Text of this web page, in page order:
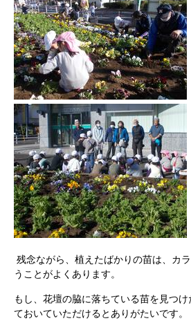
残念ながら、植えたばかりの苗は、カ
うことがよくあります。
もし、花壇の脇に落ちている苗を見つ
ておいていただけるとありがたいです。